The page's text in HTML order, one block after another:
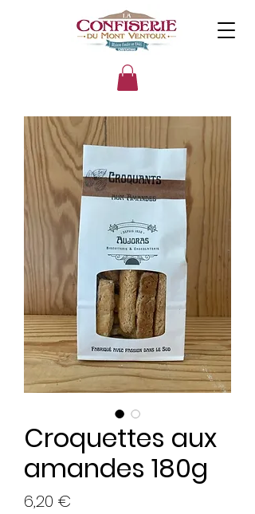
Croquettes aux
amandes 180g
6,20 €